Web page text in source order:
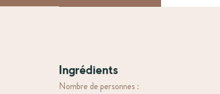
Ingrédients
Nombre de personnes :